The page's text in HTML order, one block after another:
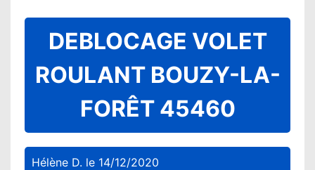
DEBLOCAGE VOLET
ROULANT BOUZY-LA-
FORÊT 45460
Hélène D. le 14/12/2020